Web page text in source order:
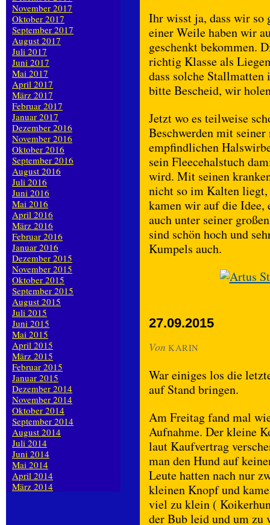
Ihr wisst ja, dass wir so
einer Weile haben wir
geschenkt bekommen.
richtig Klasse als
dass solche Stallmatten
bitte Bescheid, wir
Jetzt wo es teilweise
Beschwerden mit
empfindlichen
sein Fleecehalstuch
wird. Mit seinen
nicht so im Kalten liegt,
kamen wir auf die Idee,
auch unter seiner
sind schön hoch und
Kumpels auch.
27.09.2015
Von KARIN
War einiges los die
auf Stand bringen.
Am Freitag fand mal
Aufnahme. Der kleine
laut Kaufvertrag
man den Hund auf
Leute hatten nach nur
kleinen Knopf und
viel zu klein (
der Bub leid und um zu
November 2017
Oktober 2017
September 2017
August 2017
Juli 2017
Juni 2017
Mai 2017
April 2017
März 2017
Februar 2017
Januar 2017
Dezember 2016
November 2016
Oktober 2016
September 2016
August 2016
Juli 2016
Juni 2016
Mai 2016
April 2016
März 2016
Februar 2016
Januar 2016
Dezember 2015
November 2015
Oktober 2015
September 2015
August 2015
Juli 2015
Juni 2015
Mai 2015
April 2015
März 2015
Februar 2015
Januar 2015
Dezember 2014
November 2014
Oktober 2014
September 2014
August 2014
Juli 2014
Juni 2014
Mai 2014
April 2014
März 2014